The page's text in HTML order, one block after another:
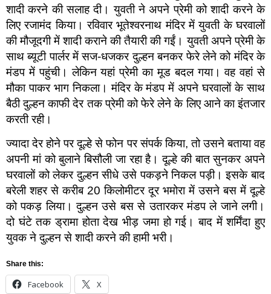
शादी करने की सलाह दी। युवती ने अपने प्रेमी को शादी करने के
लिए रजामंद किया। रविवार भूतेश्वरनाथ मंदिर में युवती के घरवालों
की मौजूदगी में शादी कराने की तैयारी की गईं। युवती अपने प्रेमी के
साथ ब्यूटी पार्लर में सज-धजकर दुल्हन बनकर फेरे लेने को मंदिर के
मंडप में पहुंची। लेकिन यहां प्रेमी का मूड बदल गया। वह वहां से
मौका पाकर भाग निकला। मंदिर के मंडप में अपने घरवालों के साथ
बैठी दुल्हन काफी देर तक प्रेमी को फेरे लेने के लिए आने का इंतजार
करती रही।
ज्यादा देर होने पर दूल्हे से फोन पर संपर्क किया, तो उसने बताया वह
अपनी मां को बुलाने बिसौली जा रहा है। दूल्हे की बात सुनकर अपने
घरवालों को लेकर दुल्हन सीधे उसे पकड़ने निकल पड़ी। इसके बाद
बरेली शहर से करीब 20 किलोमीटर दूर भमोरा में उसने बस में दूल्हे
को पकड़ लिया। दुल्हन उसे बस से उतारकर मंडप ले जाने लगी।
दो घंटे तक ड्रामा होता देख भीड़ जमा हो गई। बाद में शर्मिंदा हुए
युवक ने दुल्हन से शादी करने की हामी भरी।
Share this:
Facebook X